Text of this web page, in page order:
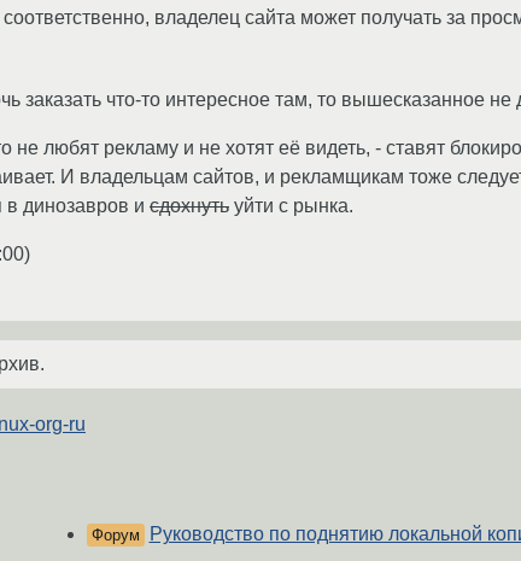
владелец сайта может получать за
что-то интересное там, то вышесказанное не
не любят рекламу и не хотят её видеть, - ставят
И владельцам сайтов, и рекламщикам тоже
в динозавров и сдохнуть уйти с рынка.
)
org-ru
Форум Руководство по поднятию локальной